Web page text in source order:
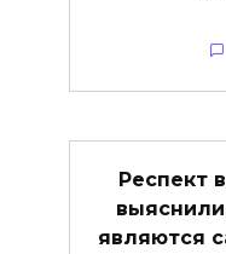
Респект
являются